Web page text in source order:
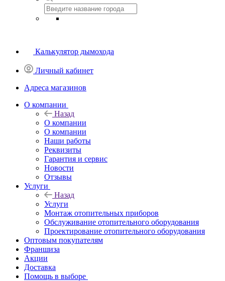
Калькулятор дымохода
Личный кабинет
Адреса магазинов
O компании
Назад
O компании
О компании
Наши работы
Реквизиты
Гарантия и сервис
Новости
Отзывы
Услуги
Назад
Услуги
Монтаж отопительных приборов
Обслуживание отопительного оборудования
Проектирование отопительного оборудования
Оптовым покупателям
Франшиза
Акции
Доставка
Помощь в выборе